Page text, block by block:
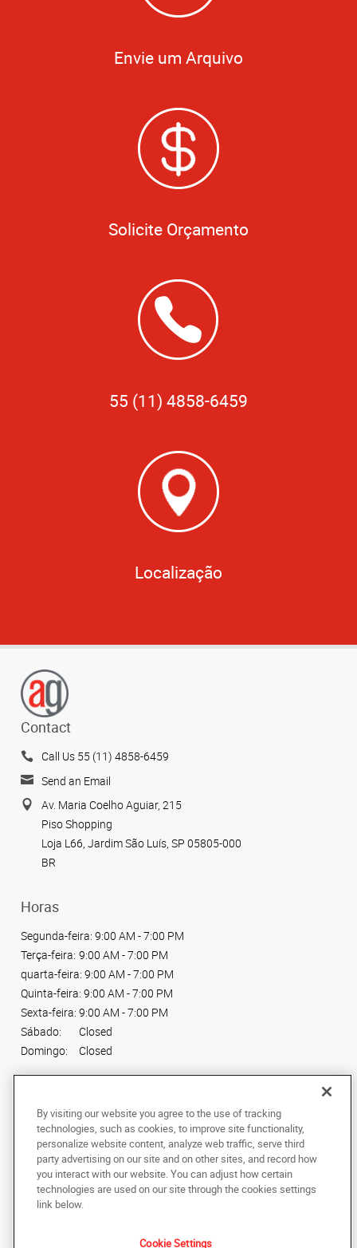
Envie um Arquivo
Solicite Orçamento
55 (11) 4858-6459
Localização
Contact
Call Us 55 (11) 4858-6459
Send an Email
Av. Maria Coelho Aguiar, 215
Piso Shopping
Loja L66, Jardim São Luís, SP 05805-000
BR
Horas
Segunda-feira: 9:00 AM - 7:00 PM
Terça-feira: 9:00 AM - 7:00 PM
quarta-feira: 9:00 AM - 7:00 PM
Quinta-feira: 9:00 AM - 7:00 PM
Sexta-feira: 9:00 AM - 7:00 PM
Sábado:
Closed
Domingo:
Closed
Copyright © 2024 AlphaGraphics Printshops do Brasil. Todos os direitos
reservados.
Av. Maria Coelho Aguiar, 215, Piso Shopping
By visiting our website you agree to the use of tracking
technologies, such as cookies, to improve site functionality,
personalize website content, analyze web traffic, serve third
party advertising on our site and on other sites, and record how
you interact with our website. You can adjust how certain
technologies are used on our site through the cookies settings
link below.
Cookie Settings